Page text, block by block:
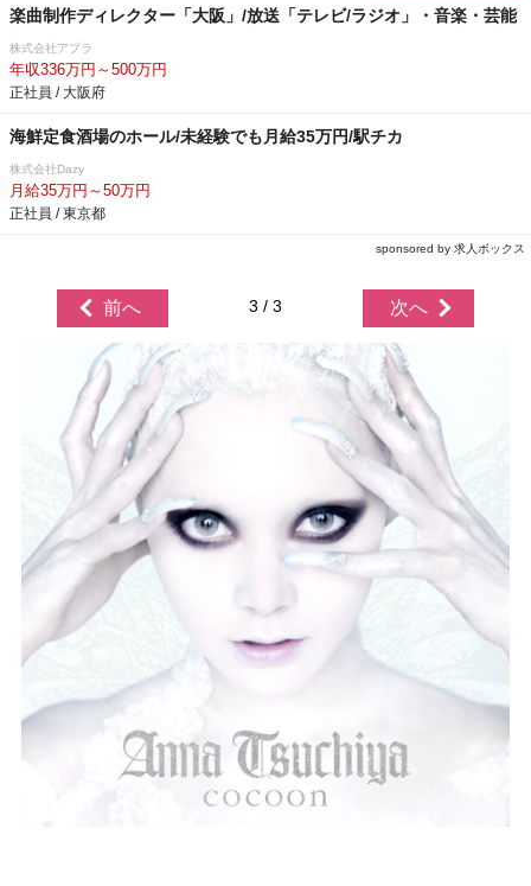
楽曲制作ディレクター「大阪」/放送「テレビ/ラジオ」・音楽・芸能
株式会社アプラ
年収336万円～500万円
正社員 / 大阪府
海鮮定食酒場のホール/未経験でも月給35万円/駅チカ
株式会社Dazy
月給35万円～50万円
正社員 / 東京都
sponsored by 求人ボックス
前へ 3 / 3 次へ